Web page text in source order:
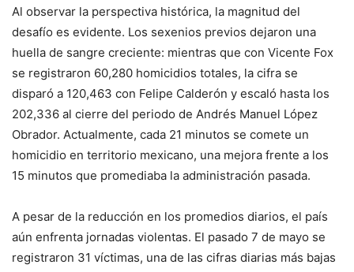
Al observar la perspectiva histórica, la magnitud del
desafío es evidente. Los sexenios previos dejaron una
huella de sangre creciente: mientras que con Vicente Fox
se registraron 60,280 homicidios totales, la cifra se
disparó a 120,463 con Felipe Calderón y escaló hasta los
202,336 al cierre del periodo de Andrés Manuel López
Obrador. Actualmente, cada 21 minutos se comete un
homicidio en territorio mexicano, una mejora frente a los
15 minutos que promediaba la administración pasada.
A pesar de la reducción en los promedios diarios, el país
aún enfrenta jornadas violentas. El pasado 7 de mayo se
registraron 31 víctimas, una de las cifras diarias más bajas